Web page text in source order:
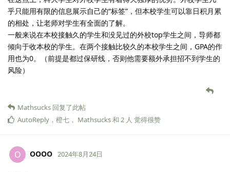
乎只能用有限的信息展示自己的“标签”，但本校学生可以靠日积月累
的相处，让老师对学生有全面的了解。
一般来说在本校接触久的学生和没见过的外校top学生之间，导师都
倾向于收本校的学生。在两个接触比较久的本校学生之间，GPA的作
用也为0。（前提是都过保研线，否则他需要额外承担招不到学生的
风险）
Mathsucks 回复了此帖
AutoReply ， 橙七 ， Mathsucks和 2 人 觉得很赞
O OOOO 2024年8月24日